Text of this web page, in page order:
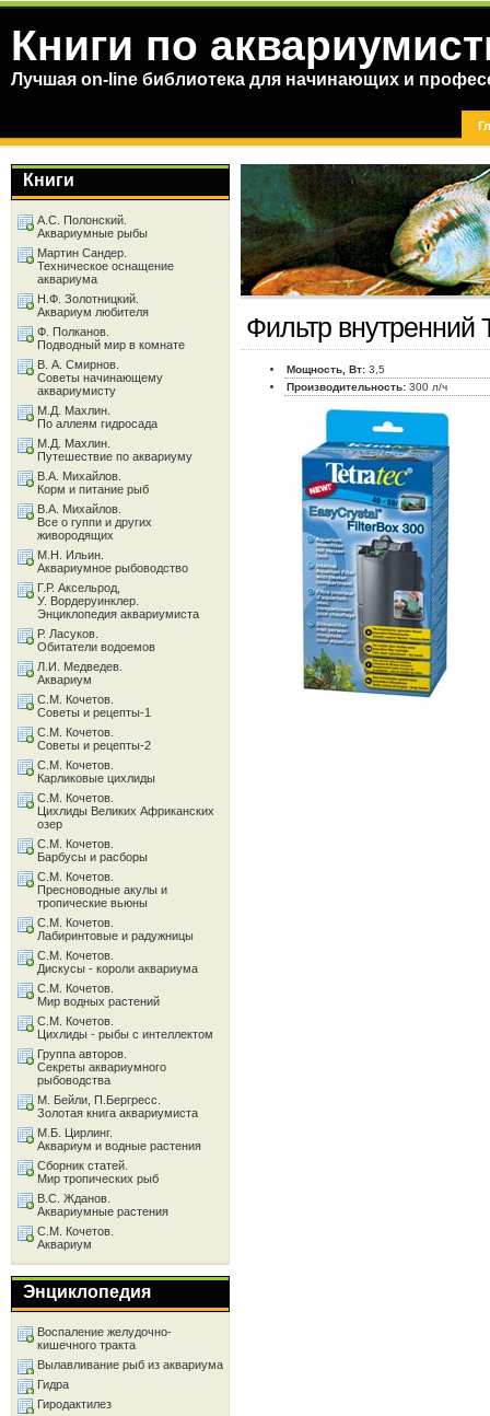
Книги по
Лучшая on-line библиотека для начинающих и
Фильтр внутренний
Мощность, Вт: 3,5
Производительность: 300 л/ч
Книги
А.С. Полонский.
Аквариумные рыбы
Мартин Сандер.
Техническое оснащение
аквариума
Н.Ф. Золотницкий.
Аквариум любителя
Ф. Полканов.
Подводный мир в комнате
В. А. Смирнов.
Советы начинающему
аквариумисту
М.Д. Махлин.
По аллеям гидросада
М.Д. Махлин.
Путешествие по аквариуму
В.А. Михайлов.
Корм и питание рыб
В.А. Михайлов.
Все о гуппи и других
живородящих
М.Н. Ильин.
Аквариумное рыбоводство
Г.Р. Аксельрод,
У. Вордеруинклер.
Энциклопедия аквариумиста
Р. Ласуков.
Обитатели водоемов
Л.И. Медведев.
Аквариум
С.М. Кочетов.
Советы и рецепты-1
С.М. Кочетов.
Советы и рецепты-2
С.М. Кочетов.
Карликовые цихлиды
С.М. Кочетов.
Цихлиды Великих Африканских
озер
С.М. Кочетов.
Барбусы и расборы
С.М. Кочетов.
Пресноводные акулы и
тропические вьюны
С.М. Кочетов.
Лабиринтовые и радужницы
С.М. Кочетов.
Дискусы - короли аквариума
С.М. Кочетов.
Мир водных растений
С.М. Кочетов.
Цихлиды - рыбы с интеллектом
Группа авторов.
Секреты аквариумного
рыбоводства
М. Бейли, П.Бергресс.
Золотая книга аквариумиста
М.Б. Цирлинг.
Аквариум и водные растения
Сборник статей.
Мир тропических рыб
В.С. Жданов.
Аквариумные растения
С.М. Кочетов.
Аквариум
Энциклопедия
Воспаление желудочно-
кишечного тракта
Вылавливание рыб из аквариума
Гидра
Гиродактилез